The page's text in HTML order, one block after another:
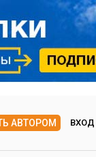
АВТОРОМ ВХОД